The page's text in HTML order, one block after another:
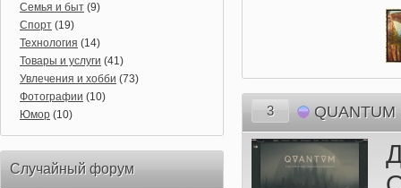
Семья и быт (9)
Спорт (19)
Технология (14)
Товары и услуги (41)
Увлечения и хобби (73)
Фотографии (10)
Юмор (10)
Случайный форум
3 QUANTUM